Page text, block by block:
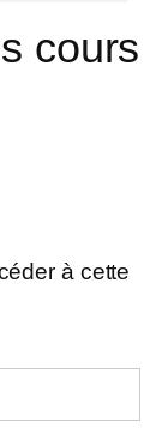
cours
à cette